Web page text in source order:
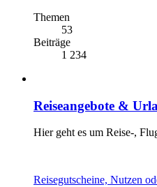
Themen
53
Beiträge
1 234
Reiseangebote &
Hier geht es um Reise-,
Reisegutscheine, Nutzen